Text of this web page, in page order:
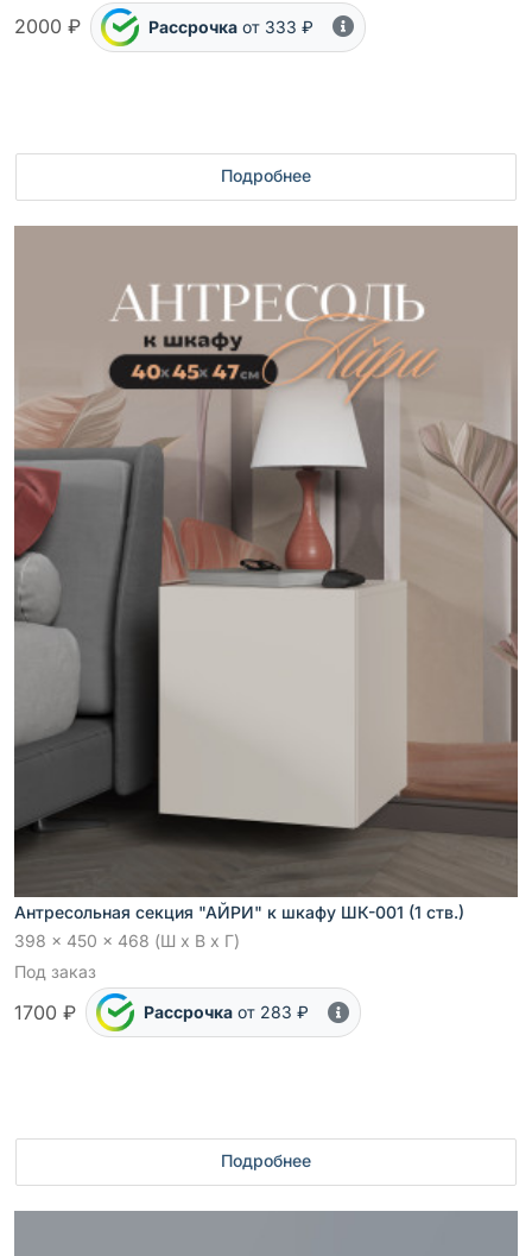
2000 ₽ Рассрочка от 333 ₽
Подробнее
Антресольная секция "АЙРИ" к шкафу ШК-001 (1 ств.)
398 x 450 x 468 (Ш x В x Г)
Под заказ
1700 ₽ Рассрочка от 283 ₽
Подробнее